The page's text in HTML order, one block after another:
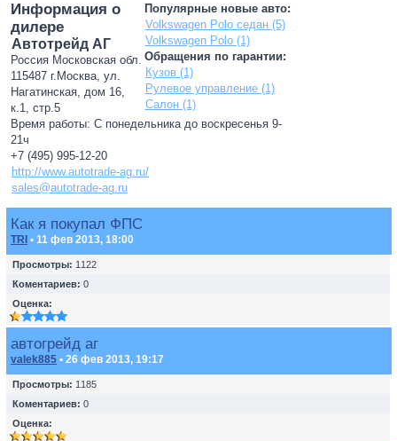
Популярные новые авто:
Volkswagen Polo седан (5)
Volkswagen Polo (1)
Обращения по гарантии:
Кузов (1)
Рулевое управление (1)
Салон (1)
Информация о
дилере
Автотрейд АГ
Россия Московская обл.
115487 г.Москва, ул.
Нагатинская, дом 16,
к.1, стр.5
Время работы: С понедельника до воскресенья 9-
21ч
+7 (495) 995-12-20
http://www.autotrade-ag.ru/
sales@autotrade-ag.ru
Как я покупал ФПС
TRI • 11 фев 2013, 18:00
Просмотры: 1122
Коментариев: 0
Оценка:
автогрейд аг
valek885 • 26 фев 2013, 19:17
Просмотры: 1185
Коментариев: 0
Оценка: